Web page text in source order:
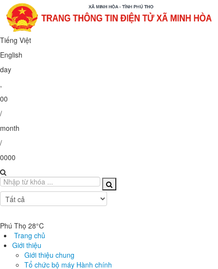
Tiếng Việt
English
Thứ Hai
,
10
/
08
/
2026
Tất cả
Tin tức
Tài liệu
Phát thanh